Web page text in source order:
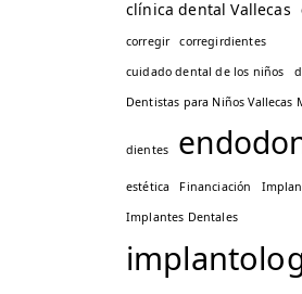
clínica dental Vallecas
corregir
corregirdientes
cuidado dental de los niños
Dentistas para Niños Vallecas
dientes
estética Financiación
Implantes Dentales